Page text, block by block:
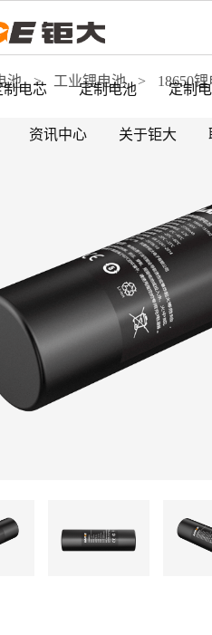
制电芯 定制电池 定制
资讯中心 关于钜大
池 > 工业锂电池 > 18650